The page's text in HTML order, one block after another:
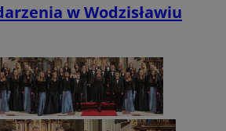
w Wodzisławiu